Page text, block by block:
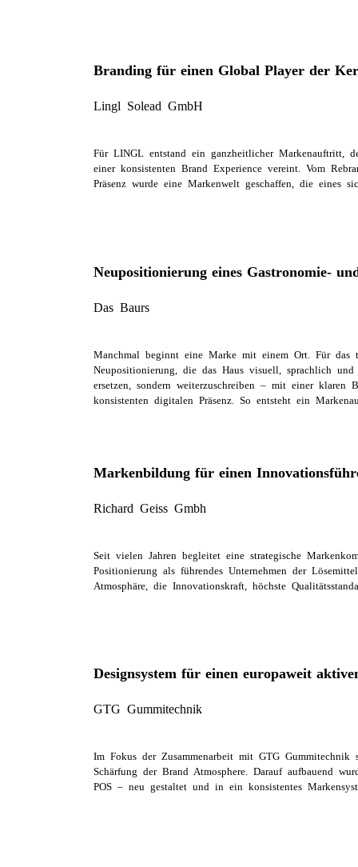
Branding für einen Global Player der
Lingl Solead GmbH
Für LINGL entstand ein ganzheitlicher Markenauftritt,
einer konsistenten Brand Experience vereint. Vom
Präsenz wurde eine Markenwelt geschaffen, die eines
Neupositionierung eines Gastronomie-
Das Baurs
Manchmal beginnt eine Marke mit einem Ort. Für das
Neupositionierung, die das Haus visuell, sprachlich
ersetzen, sondern weiterzuschreiben – mit einer klaren
konsistenten digitalen Präsenz. So entsteht ein
Markenbildung für einen
Richard Geiss Gmbh
Seit vielen Jahren begleitet eine strategische
Positionierung als führendes Unternehmen der
Atmosphäre, die Innovationskraft, höchste
Designsystem für einen europaweit
GTG Gummitechnik
Im Fokus der Zusammenarbeit mit GTG
Schärfung der Brand Atmosphere. Darauf aufbauend
POS – neu gestaltet und in ein konsistentes